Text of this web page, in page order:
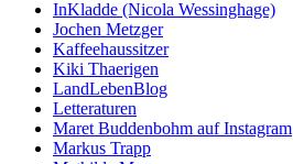
InKladde (Nicola Wessinghage)
Jochen Metzger
Kaffeehaussitzer
Kiki Thaerigen
LandLebenBlog
Letteraturen
Maret Buddenbohm auf Instagram
Markus Trapp